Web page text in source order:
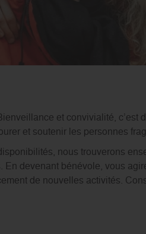
et convivialité, c’est
et soutenir les personnes
nous trouverons
En devenant bénévole, vous
de nouvelles activités.